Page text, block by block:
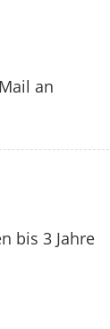
an
bis 3 Jahre